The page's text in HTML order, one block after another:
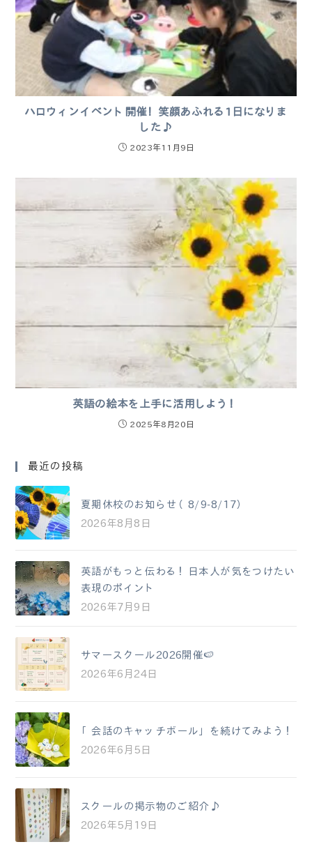
ハロウィンイベント開催！笑顔あふれる1日になりま
した♪
2023年11月9日
英語の絵本を上手に活用しよう！
2025年8月20日
最近の投稿
夏期休校のお知らせ（8/9-8/17）
2026年8月8日
英語がもっと伝わる！日本人が気をつけたい
表現のポイント
2026年7月9日
サマースクール2026開催🍉
2026年6月24日
「会話のキャッチボール」を続けてみよう！
2026年6月5日
スクールの掲示物のご紹介♪
2026年5月19日